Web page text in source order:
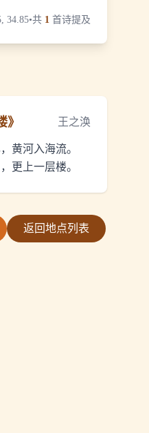
34.85•共 1首诗提及
》 王之涣
黄河入海流。
更上一层楼。
返回地点列表